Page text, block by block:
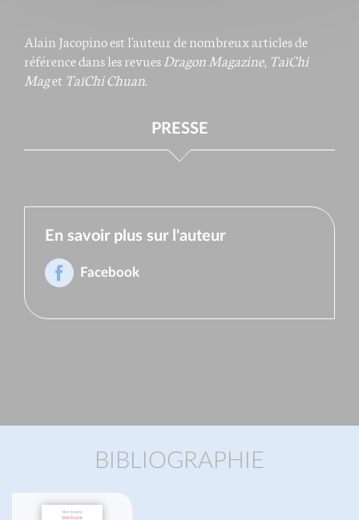
Alain Jacopino est l'auteur de nombreux articles de
référence dans les revues Dragon Magazine, TaïChi
Maget TaïChi Chuan.
PRESSE
En savoir plus sur l'auteur
Facebook
BIBLIOGRAPHIE